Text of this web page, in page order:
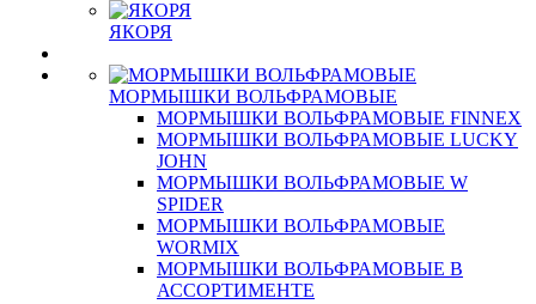
ЯКОРЯ
МОРМЫШКИ ВОЛЬФРАМОВЫЕ
МОРМЫШКИ ВОЛЬФРАМОВЫЕ FINNEX
МОРМЫШКИ ВОЛЬФРАМОВЫЕ LUCKY
JOHN
МОРМЫШКИ ВОЛЬФРАМОВЫЕ W
SPIDER
МОРМЫШКИ ВОЛЬФРАМОВЫЕ
WORMIX
МОРМЫШКИ ВОЛЬФРАМОВЫЕ В
АССОРТИМЕНТЕ